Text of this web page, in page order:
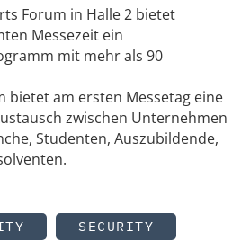
Forum in Halle 2 bietet
Messezeit ein
mit mehr als 90
bietet am ersten Messetag eine
zwischen Unternehmen
Studenten, Auszubildende,
SECURITY